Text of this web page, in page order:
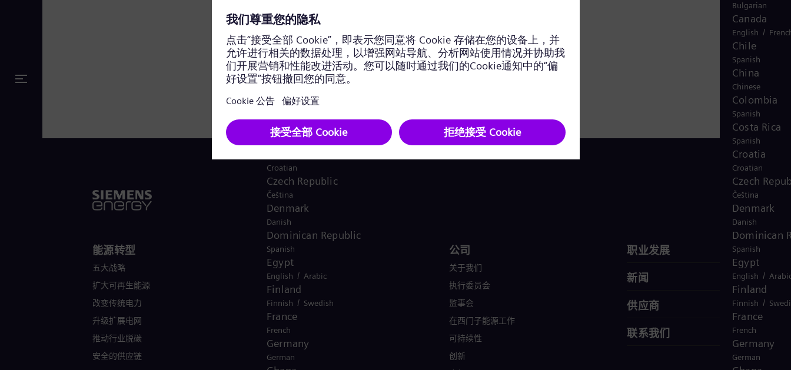
Bulgarian
Canada
English /
Chile
Spanish
China
Chinese
Colombia
Spanish
Costa Rica
Spanish
Croatia
Croatian
Czech
Čeština
Denmark
Danish
Dominican
Spanish
Egypt
English /
Finland
Finnish /
France
French
Germany
German
抱歉，没有与搜索条件匹配的结果。
China
Canada
Chile
Spanish
China
Chinese
Colombia
Costa Rica
Spanish
Croatian
Czech Republic
Čeština
Denmark
Danish
Dominican Republic
Spanish
Egypt
English / Arabic
Finland
Finnish / Swedish
France
French
Germany
German
联系我们
能源转型
五大战略
扩大可再生能源
改变传统电力
升级扩展电网
推动行业脱碳
安全的供应链
产品与服务
行业
案例
产品
服务
培训
公司
关于我们
执行委员会
监事会
在西门子能源工作
可持续性
创新
职业发展
新闻
供应商
联系我们